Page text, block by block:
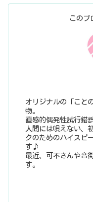
このブ
オリジナルの「こと
物。
直感的偶発性試行錯
人間には唄えない、
クのためのハイスピ
す♪
最近、可不さんや音
す。